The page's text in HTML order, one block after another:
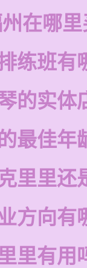
在哪
练班有
的实体
最佳年
里里还
方向有
里有用